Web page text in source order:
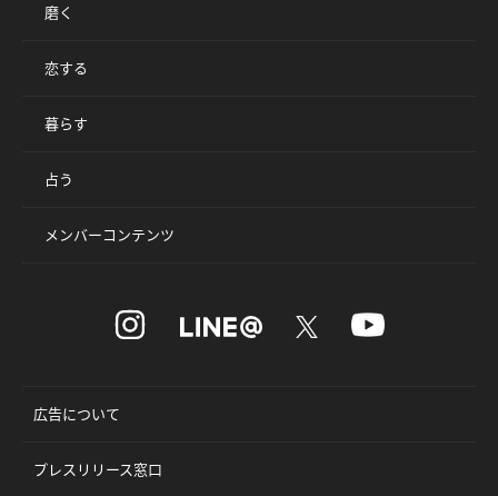
磨く
恋する
暮らす
占う
メンバーコンテンツ
広告について
プレスリリース窓口